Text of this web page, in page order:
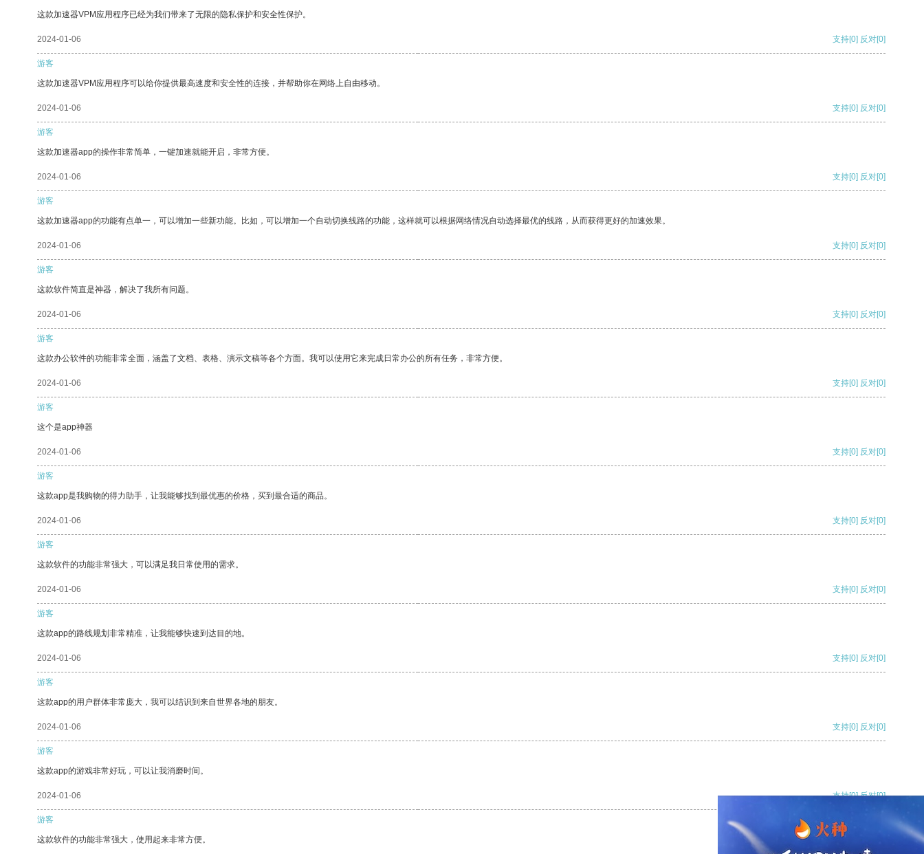
这款加速器VPM应用程序已经为我们带来了无限的隐私保护和安全性保护。
2024-01-06 支持[0] 反对[0]
游客
这款加速器VPM应用程序可以给你提供最高速度和安全性的连接，并帮助你在网络上自由移动。
2024-01-06 支持[0] 反对[0]
游客
这款加速器app的操作非常简单，一键加速就能开启，非常方便。
2024-01-06 支持[0] 反对[0]
游客
这款加速器app的功能有点单一，可以增加一些新功能。比如，可以增加一个自动切换线路的功能，这样就可以根据网络情况自动选择最优的线路，从而获得更好的加速效果。
2024-01-06 支持[0] 反对[0]
游客
这款软件简直是神器，解决了我所有问题。
2024-01-06 支持[0] 反对[0]
游客
这款办公软件的功能非常全面，涵盖了文档、表格、演示文稿等各个方面。我可以使用它来完成日常办公的所有任务，非常方便。
2024-01-06 支持[0] 反对[0]
游客
这个是app神器
2024-01-06 支持[0] 反对[0]
游客
这款app是我购物的得力助手，让我能够找到最优惠的价格，买到最合适的商品。
2024-01-06 支持[0] 反对[0]
游客
这款软件的功能非常强大，可以满足我日常使用的需求。
2024-01-06 支持[0] 反对[0]
游客
这款app的路线规划非常精准，让我能够快速到达目的地。
2024-01-06 支持[0] 反对[0]
游客
这款app的用户群体非常庞大，我可以结识到来自世界各地的朋友。
2024-01-06 支持[0] 反对[0]
游客
这款app的游戏非常好玩，可以让我消磨时间。
2024-01-06 支持[0] 反对[0]
游客
这款软件的功能非常强大，使用起来非常方便。